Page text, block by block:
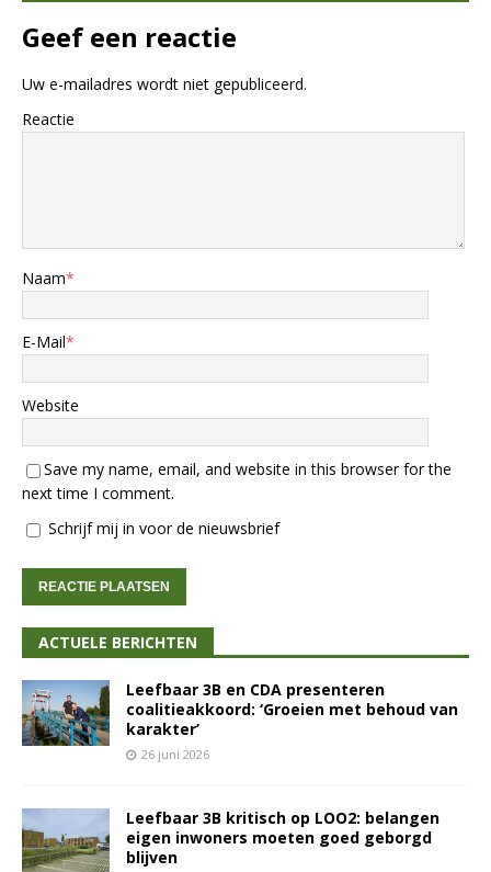
Geef een reactie
Uw e-mailadres wordt niet gepubliceerd.
Reactie
Naam*
E-Mail*
Website
Save my name, email, and website in this browser for the
next time I comment.
Schrijf mij in voor de nieuwsbrief
ACTUELE BERICHTEN
Leefbaar 3B en CDA presenteren
coalitieakkoord: ‘Groeien met behoud van
karakter’
26 juni 2026
Leefbaar 3B kritisch op LOO2: belangen
eigen inwoners moeten goed geborgd
blijven